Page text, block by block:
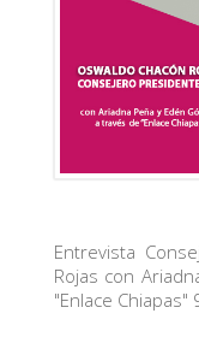
Entrevista
Rojas con
"Enlace Chiapas"